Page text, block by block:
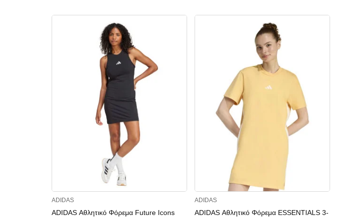
ADIDAS
ADIDAS Αθλητικό Φόρεμα Future Icons
ADIDAS
ADIDAS Αθλητικό Φόρεμα ESSENTIALS 3-